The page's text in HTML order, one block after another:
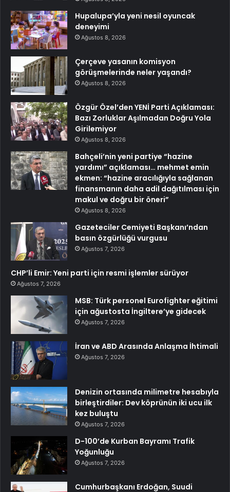
Hupalupa’yla yeni nesil oyuncak
deneyimi
Ağustos 8, 2026
Çerçeve yasanın komisyon
görüşmelerinde neler yaşandı?
Ağustos 8, 2026
Özgür Özel’den YENİ Parti Açıklaması:
Bazı Zorluklar Aşılmadan Doğru Yola
Girilemiyor
Ağustos 8, 2026
Bahçeli’nin yeni partiye “hazine
yardımı” açıklaması… mehmet emin
ekmen: “hazine aracılığıyla sağlanan
finansmanın daha adil dağıtılması için
makul ve doğru bir öneri”
Ağustos 8, 2026
Gazeteciler Cemiyeti Başkanı’ndan
basın özgürlüğü vurgusu
Ağustos 7, 2026
CHP’li Emir: Yeni parti için resmi işlemler sürüyor
Ağustos 7, 2026
MSB: Türk personel Eurofighter eğitimi
için ağustosta İngiltere’ye gidecek
Ağustos 7, 2026
İran ve ABD Arasında Anlaşma İhtimali
Ağustos 7, 2026
Denizin ortasında milimetre hesabıyla
birleştirdiler: Dev köprünün iki ucu ilk
kez buluştu
Ağustos 7, 2026
D-100’de Kurban Bayramı Trafik
Yoğunluğu
Ağustos 7, 2026
Cumhurbaşkanı Erdoğan, Suudi